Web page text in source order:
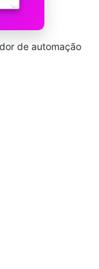
de automação